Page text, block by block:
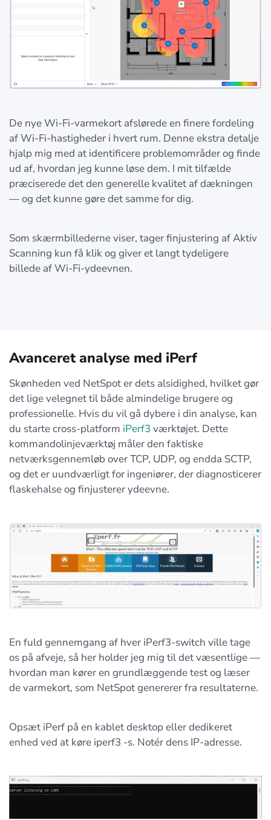
De nye Wi‑Fi-varmekort afslørede en finere fordeling
af Wi‑Fi-hastigheder i hvert rum. Denne ekstra detalje
hjalp mig med at identificere problemområder og finde
ud af, hvordan jeg kunne løse dem. I mit tilfælde
præciserede det den generelle kvalitet af dækningen
— og det kunne gøre det samme for dig.
Som skærmbillederne viser, tager finjustering af Aktiv
Scanning kun få klik og giver et langt tydeligere
billede af Wi‑Fi-ydeevnen.
Avanceret analyse med iPerf
Skønheden ved NetSpot er dets alsidighed, hvilket gør
det lige velegnet til både almindelige brugere og
professionelle. Hvis du vil gå dybere i din analyse, kan
du starte cross-platform iPerf3 værktøjet. Dette
kommandolinjeværktøj måler den faktiske
netværksgennemløb over TCP, UDP, og endda SCTP,
og det er uundværligt for ingeniører, der diagnosticerer
flaskehalse og finjusterer ydeevne.
En fuld gennemgang af hver iPerf3-switch ville tage
os på afveje, så her holder jeg mig til det væsentlige —
hvordan man kører en grundlæggende test og læser
de varmekort, som NetSpot genererer fra resultaterne.
Opsæt iPerf på en kablet desktop eller dedikeret
enhed ved at køre iperf3 -s. Notér dens IP-adresse.